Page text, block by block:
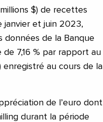
$) de recettes
janvier et juin 2023,
données de la Banque
7,16 % par rapport au
enregistré au cours de la
de l’euro dont
durant la période